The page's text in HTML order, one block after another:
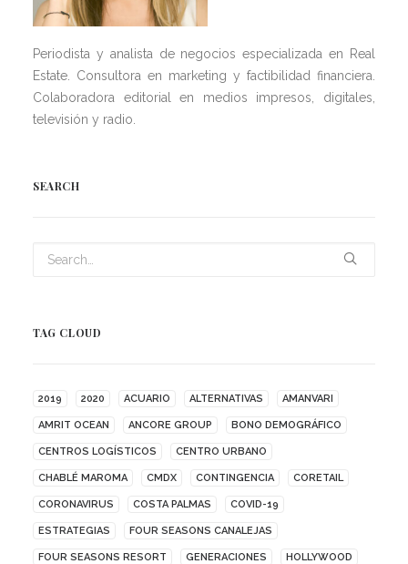
Periodista y analista de negocios especializada en Real
Estate. Consultora en marketing y factibilidad financiera.
Colaboradora editorial en medios impresos, digitales,
televisión y radio.
SEARCH
TAG CLOUD
2019 2020 ACUARIO ALTERNATIVAS AMANVARI
AMRIT OCEAN ANCORE GROUP BONO DEMOGRÁFICO
CENTROS LOGÍSTICOS CENTRO URBANO
CHABLÉ MAROMA CMDX CONTINGENCIA CORETAIL
CORONAVIRUS COSTA PALMAS COVID-19
ESTRATEGIAS FOUR SEASONS CANALEJAS
FOUR SEASONS RESORT GENERACIONES HOLLYWOOD